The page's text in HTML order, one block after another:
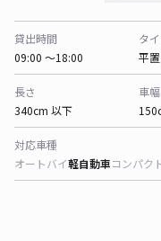
貸出時間
09:00 〜18:00
タ
平
長さ
340cm 以下
車幅
対応車種
オートバイ軽自動車コンパク